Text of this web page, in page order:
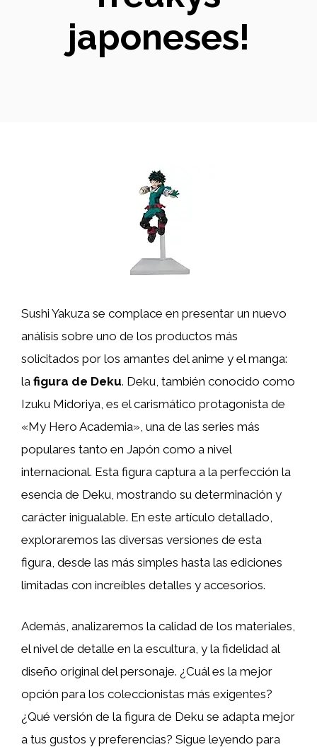
japoneses!
Sushi Yakuza se complace en presentar un nuevo
análisis sobre uno de los productos más
solicitados por los amantes del anime y el manga:
la figura de Deku. Deku, también conocido como
Izuku Midoriya, es el carismático protagonista de
«My Hero Academia», una de las series más
populares tanto en Japón como a nivel
internacional. Esta figura captura a la perfección la
esencia de Deku, mostrando su determinación y
carácter inigualable. En este artículo detallado,
exploraremos las diversas versiones de esta
figura, desde las más simples hasta las ediciones
limitadas con increíbles detalles y accesorios.
Además, analizaremos la calidad de los materiales,
el nivel de detalle en la escultura, y la fidelidad al
diseño original del personaje. ¿Cuál es la mejor
opción para los coleccionistas más exigentes?
¿Qué versión de la figura de Deku se adapta mejor
a tus gustos y preferencias? Sigue leyendo para